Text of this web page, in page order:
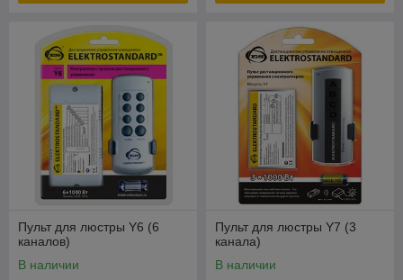
Пульт для люстры Y6 (6
каналов)
В наличии
Пульт для люстры Y7 (3
канала)
В наличии